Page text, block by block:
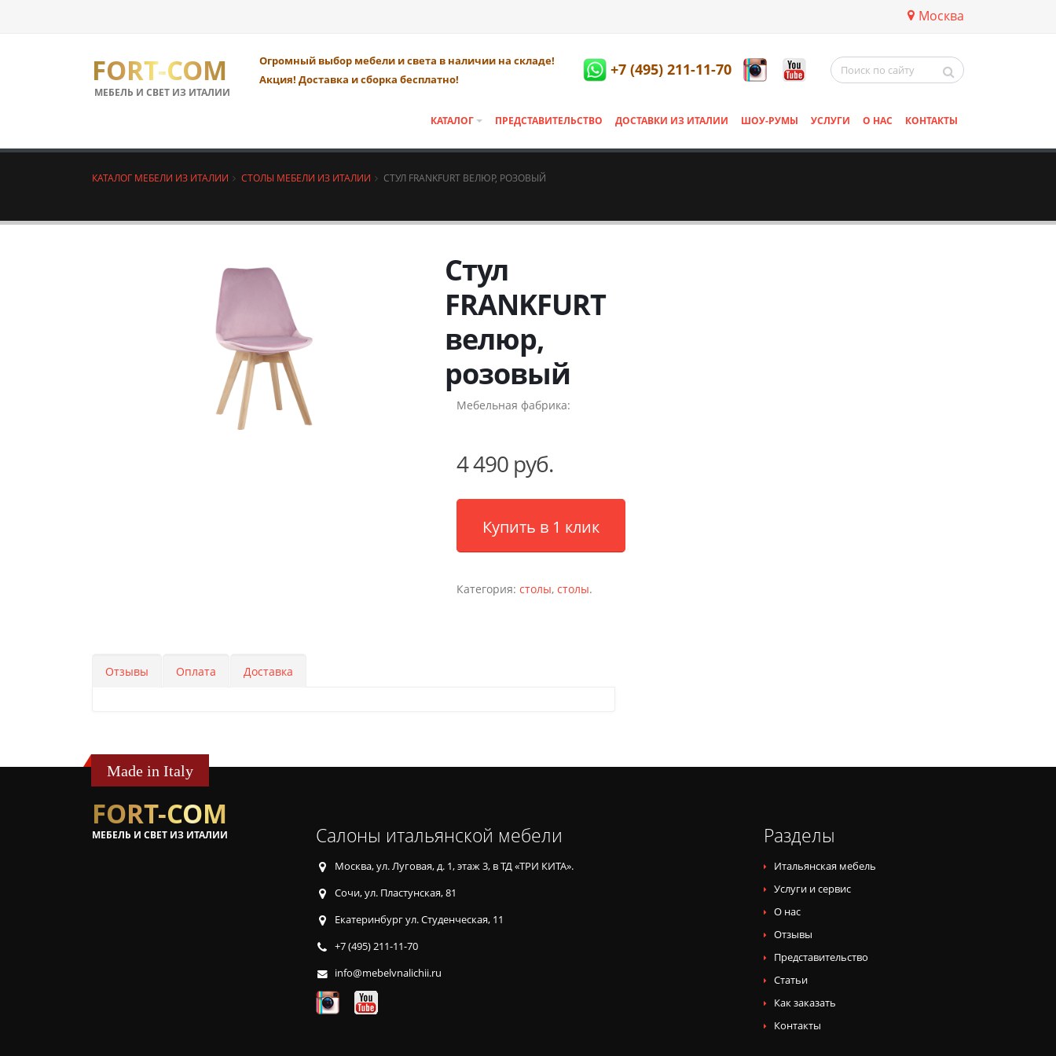
Москва
FORT-COM
МЕБЕЛЬ И СВЕТ ИЗ ИТАЛИИ
Огромный выбор мебели и света в наличии на складе!
Акция! Доставка и сборка бесплатно!
+7 (495) 211-11-70
КАТАЛОГ ПРЕДСТАВИТЕЛЬСТВО ДОСТАВКИ ИЗ ИТАЛИИ ШОУ-РУМЫ УСЛУГИ О НАС КОНТАКТЫ
КАТАЛОГ МЕБЕЛИ ИЗ ИТАЛИИ СТОЛЫ МЕБЕЛИ ИЗ ИТАЛИИ СТУЛ FRANKFURT ВЕЛЮР, РОЗОВЫЙ
Стул
FRANKFURT
велюр,
розовый
Мебельная фабрика:
4 490 руб.
Купить в 1 клик
Категория: столы, столы.
Отзывы Оплата Доставка
Made in Italy
FORT-COM
МЕБЕЛЬ И СВЕТ ИЗ ИТАЛИИ Салоны итальянской мебели
Москва, ул. Луговая, д. 1, этаж 3, в ТД «ТРИ КИТА».
Сочи, ул. Пластунская, 81
Екатеринбург ул. Студенческая, 11
+7 (495) 211-11-70
info@mebelvnalichii.ru
Разделы
Итальянская мебель
Услуги и сервис
О нас
Отзывы
Представительство
Статьи
Как заказать
Контакты